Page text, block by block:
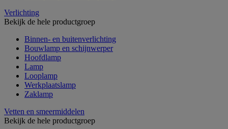
Verlichting
Bekijk de hele productgroep
Binnen- en buitenverlichting
Bouwlamp en schijnwerper
Hoofdlamp
Lamp
Looplamp
Werkplaatslamp
Zaklamp
Vetten en smeermiddelen
Bekijk de hele productgroep